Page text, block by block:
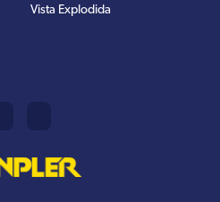
Vista Explodida